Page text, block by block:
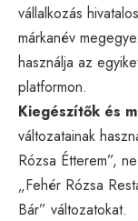
vállalkozás
márkanév
használja az
platformon.
Kiegészítők és
változatainak
Rózsa Étterem”,
„Fehér Rózsa
Bár” változatokat.